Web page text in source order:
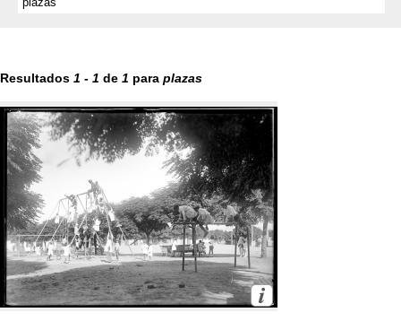
Resultados 1 - 1 de 1 para plazas